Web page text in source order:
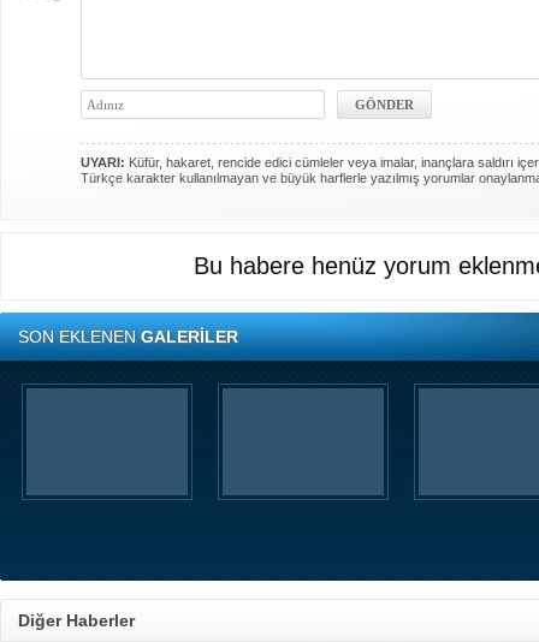
UYARI: Küfür, hakaret, rencide edici cümleler veya imalar, inançlara saldırı
Türkçe karakter kullanılmayan ve büyük harflerle yazılmış yorumlar
Bu habere henüz yorum
SON EKLENENGALERİLER
Diğer Haberler